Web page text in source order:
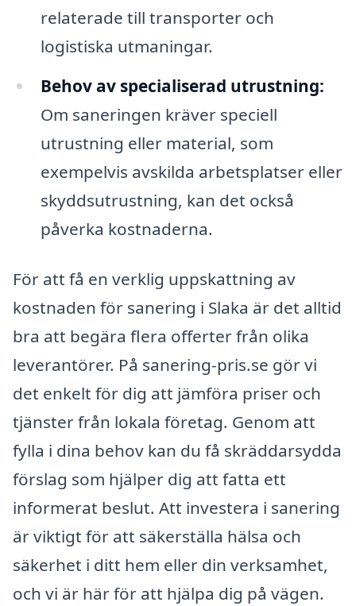
relaterade till transporter och
logistiska utmaningar.
Behov av specialiserad utrustning:
Om saneringen kräver speciell
utrustning eller material, som
exempelvis avskilda arbetsplatser eller
skyddsutrustning, kan det också
påverka kostnaderna.
För att få en verklig uppskattning av
kostnaden för sanering i Slaka är det alltid
bra att begära flera offerter från olika
leverantörer. På sanering-pris.se gör vi
det enkelt för dig att jämföra priser och
tjänster från lokala företag. Genom att
fylla i dina behov kan du få skräddarsydda
förslag som hjälper dig att fatta ett
informerat beslut. Att investera i sanering
är viktigt för att säkerställa hälsa och
säkerhet i ditt hem eller din verksamhet,
och vi är här för att hjälpa dig på vägen.